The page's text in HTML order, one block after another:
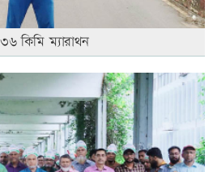
কিমি ম্যারাথন